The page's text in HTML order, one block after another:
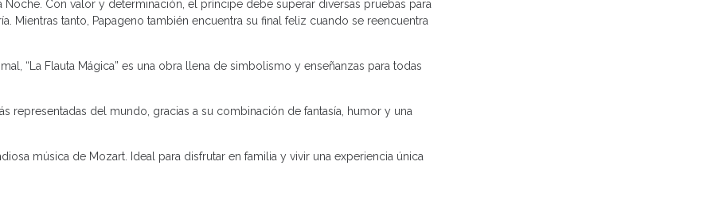
Con valor y determinación, el príncipe debe superar diversas pruebas para
Mientras tanto, Papageno también encuentra su final feliz cuando se reencuentra
“La Flauta Mágica” es una obra llena de simbolismo y enseñanzas para todas
representadas del mundo, gracias a su combinación de fantasía, humor y una
música de Mozart. Ideal para disfrutar en familia y vivir una experiencia única